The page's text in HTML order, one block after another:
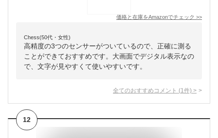
価格と在庫をAmazonでチェック >>
Chess(50代・女性)
高精度の3つのセンサーがついているので、正確に測る
ことができておすすめです。大画面でデジタル表示なの
で、文字が見やすくて使いやすいです。
全てのおすすめコメント (1 件) >
12